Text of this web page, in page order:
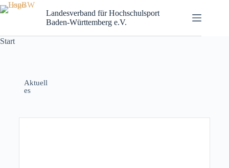
Landesverband für Hochschulsport
Baden-Württemberg e.V.
Start
Aktuell
es